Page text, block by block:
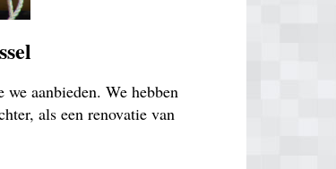
aanbieden. We hebben
als een renovatie van